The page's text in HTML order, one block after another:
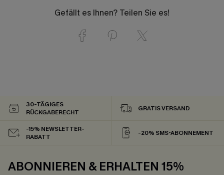
Gefällt es Ihnen? Teilen Sie es!
30-TÄGIGES
RÜCKGABERECHT
GRATIS VERSAND
-15% NEWSLETTER-
RABATT
-20% SMS-ABONNEMENT
ABONNIEREN & ERHALTEN 15%